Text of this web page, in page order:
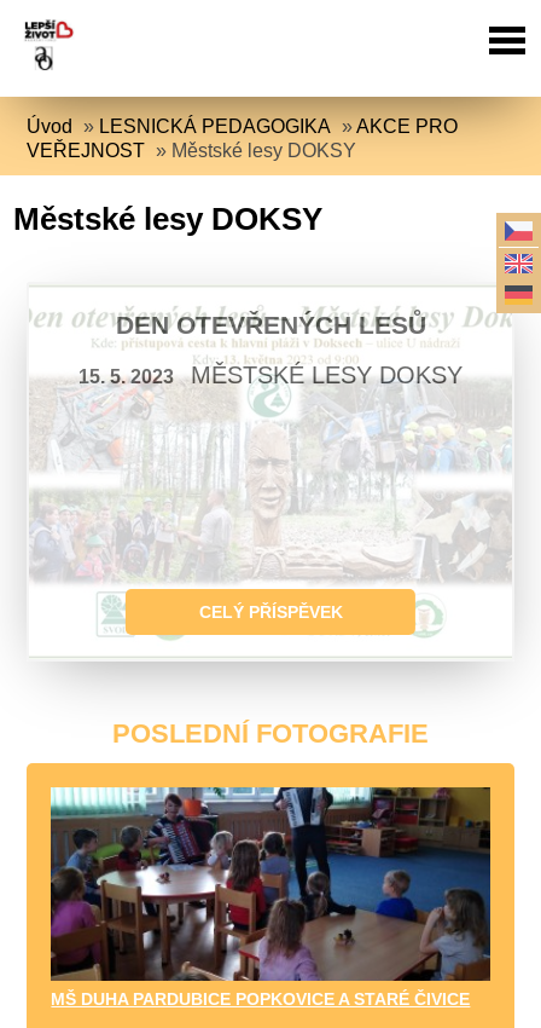
Úvod » LESNICKÁ PEDAGOGIKA »AKCE PRO
VEŘEJNOST » Městské lesy DOKSY
Městské lesy DOKSY
DEN OTEVŘENÝCH LESŮ
15. 5. 2023 MĚSTSKÉ LESY DOKSY
CELÝ PŘÍSPĚVEK
POSLEDNÍ FOTOGRAFIE
MŠ DUHA PARDUBICE POPKOVICE A STARÉ ČIVICE